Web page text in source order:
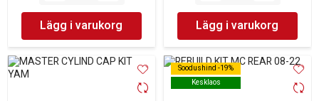
Lägg i varukorg Lägg i varukorg
Soodushind -19%
Kesklaos
Soodushind -19%
Kesklaos